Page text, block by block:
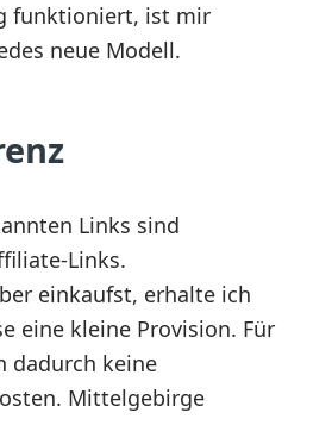
funktioniert, ist mir
neue Modell.
Links sind
Links.
einkaufst, erhalte ich
eine kleine Provision. Für
dadurch keine
Mittelgebirge